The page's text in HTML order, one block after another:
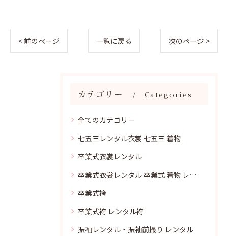
< 前のページ 一覧に戻る 次のページ >
カテゴリー Categories
全てのカテゴリー
七五三レンタル衣裳 七五三 着物
卒業式衣裳レンタル
卒業式衣裳レンタル 卒業式 着物 レンタル
卒業式袴
卒業式袴 レンタル袴
振袖レンタル・振袖前撮り レンタル